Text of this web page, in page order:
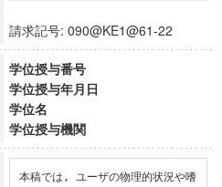
請求記号: 090@KE1@61-22
学位授与番号
学位授与年月日
学位名
学位授与機関
本稿では, ユーザの物理的状況や嗜